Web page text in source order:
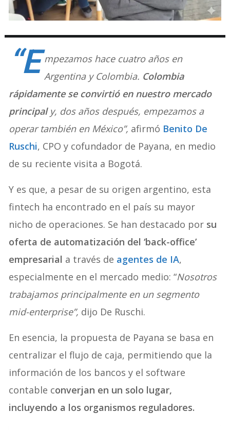
“E mpezamos hace cuatro años en
Argentina y Colombia. Colombia
rápidamente se convirtió en nuestro mercado
principal y, dos años después, empezamos a
operar también en México”, afirmó Benito De
Ruschi, CPO y cofundador de Payana, en medio
de su reciente visita a Bogotá.
Y es que, a pesar de su origen argentino, esta
fintech ha encontrado en el país su mayor
nicho de operaciones. Se han destacado por su
oferta de automatización del ‘back-office’
empresarial a través de agentes de IA,
especialmente en el mercado medio: “Nosotros
trabajamos principalmente en un segmento
mid-enterprise”, dijo De Ruschi.
En esencia, la propuesta de Payana se basa en
centralizar el flujo de caja, permitiendo que la
información de los bancos y el software
contable converjan en un solo lugar,
incluyendo a los organismos reguladores.